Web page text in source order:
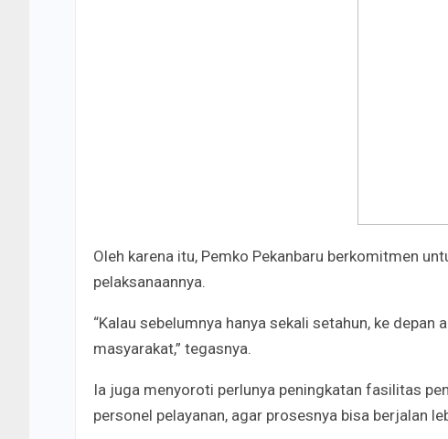
Oleh karena itu, Pemko Pekanbaru berkomitmen
pelaksanaannya.
“Kalau sebelumnya hanya sekali setahun, ke
masyarakat,” tegasnya.
Ia juga menyoroti perlunya peningkatan fasilitas
personel pelayanan, agar prosesnya bisa berjalan